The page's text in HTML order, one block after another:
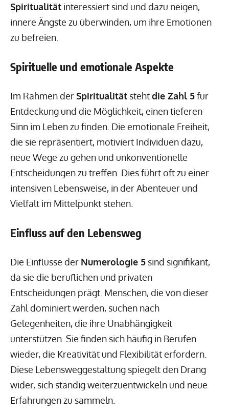
Spiritualität interessiert sind und dazu neigen,
innere Ängste zu überwinden, um ihre Emotionen
zu befreien.
Spirituelle und emotionale Aspekte
Im Rahmen der Spiritualität stehtdie Zahl 5für
Entdeckung und die Möglichkeit, einen tieferen
Sinn im Leben zu finden. Die emotionale Freiheit,
die sie repräsentiert, motiviert Individuen dazu,
neue Wege zu gehen und unkonventionelle
Entscheidungen zu treffen. Dies führt oft zu einer
intensiven Lebensweise, in der Abenteuer und
Vielfalt im Mittelpunkt stehen.
Einfluss auf den Lebensweg
Die Einflüsse der Numerologie 5 sind signifikant,
da sie die beruflichen und privaten
Entscheidungen prägt. Menschen, die von dieser
Zahl dominiert werden, suchen nach
Gelegenheiten, die ihre Unabhängigkeit
unterstützen. Sie finden sich häufig in Berufen
wieder, die Kreativität und Flexibilität erfordern.
Diese Lebensweggestaltung spiegelt den Drang
wider, sich ständig weiterzuentwickeln und neue
Erfahrungen zu sammeln.